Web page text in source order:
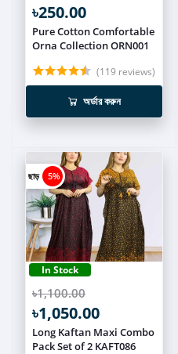
৳250.00
Pure Cotton Comfortable
Orna Collection ORN001
(119 reviews)
অর্ডার করুন
ছাড় 5%
In Stock
৳1,100.00
৳1,050.00
Long Kaftan Maxi Combo
Pack Set of 2 KAFT086